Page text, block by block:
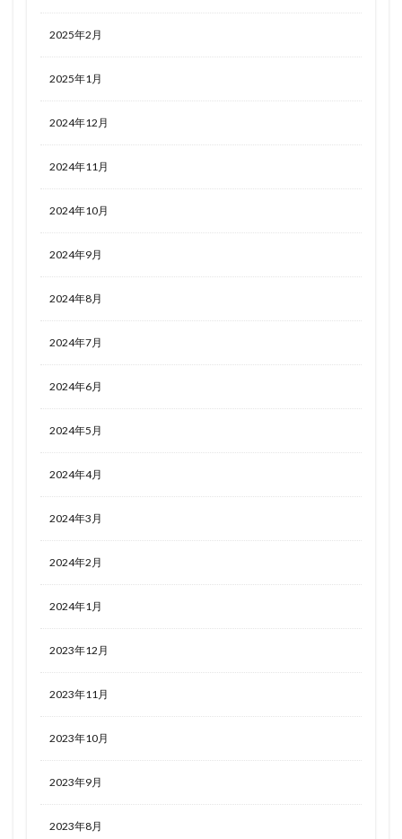
2025年2月
2025年1月
2024年12月
2024年11月
2024年10月
2024年9月
2024年8月
2024年7月
2024年6月
2024年5月
2024年4月
2024年3月
2024年2月
2024年1月
2023年12月
2023年11月
2023年10月
2023年9月
2023年8月